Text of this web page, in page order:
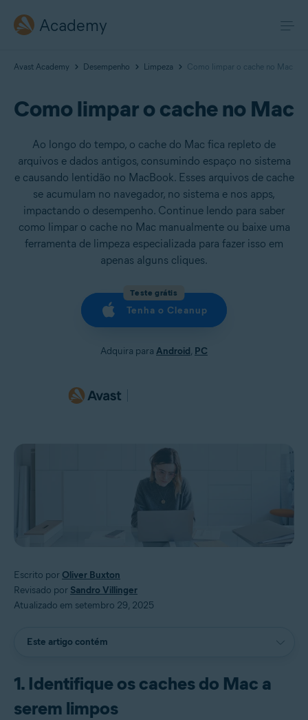
Academy
Avast Academy Desempenho Limpeza Como limpar o cache no Mac
Como limpar o cache no Mac
Ao longo do tempo, o cache do Mac fica repleto de
arquivos e dados antigos, consumindo espaço no sistema
e causando lentidão no MacBook. Esses arquivos de cache
se acumulam no navegador, no sistema e nos apps,
impactando o desempenho. Continue lendo para saber
como limpar o cache no Mac manualmente ou baixe uma
ferramenta de limpeza especializada para fazer isso em
apenas alguns cliques.
Teste grátis
Tenha o Cleanup
Adquira para Android, PC
Escrito por Oliver Buxton
Revisado por Sandro Villinger
Atualizado em setembro 29, 2025
Este artigo contém
1. Identifique os caches do Mac a
serem limpos